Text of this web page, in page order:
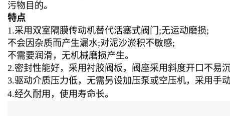
污物目的。
特点
1.采用双室隔膜传动机替代活塞式阀门;无运动磨损;
不会因杂质而产生漏水;对泥沙淤积不敏感;
不需要润滑，无机械磨损产生。
2.密封性能好，采用衬胶阀板，阀座采用斜度开口不易沉
3.驱动介质压力低，无需另设加压泵或空压机，采用手
4.经久耐用，使用寿命长。